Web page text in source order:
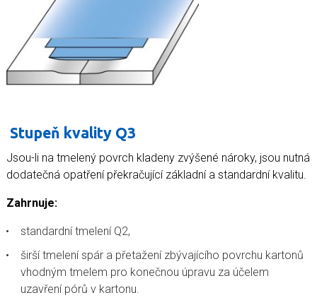
Stupeň kvality Q3
Jsou-li na tmelený povrch kladeny zvýšené nároky, jsou nutná
dodatečná opatření překračující základní a standardní kvalitu.
Zahrnuje:
standardní tmelení Q2,
širší tmelení spár a přetažení zbývajícího povrchu kartonů
vhodným tmelem pro konečnou úpravu za účelem
uzavření pórů v kartonu.